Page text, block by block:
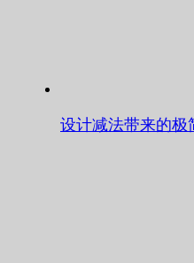
设计减法带来的极